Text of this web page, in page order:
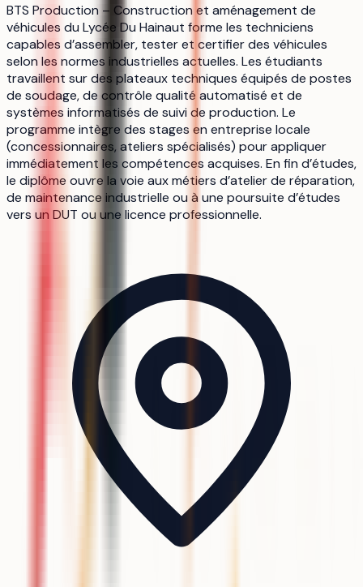
BTS Production – Construction et aménagement de
véhicules du Lycée Du Hainaut forme les techniciens
capables d’assembler, tester et certifier des véhicules
selon les normes industrielles actuelles. Les étudiants
travaillent sur des plateaux techniques équipés de postes
de soudage, de contrôle qualité automatisé et de
systèmes informatisés de suivi de production. Le
programme intègre des stages en entreprise locale
(concessionnaires, ateliers spécialisés) pour appliquer
immédiatement les compétences acquises. En fin d’études,
le diplôme ouvre la voie aux métiers d’atelier de réparation,
de maintenance industrielle ou à une poursuite d’études
vers un DUT ou une licence professionnelle.